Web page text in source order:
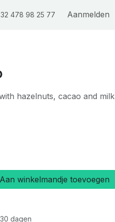
478 98 25 77 Aanmelden
hazelnuts, cacao and milk
winkelmandje toevoegen
dagen